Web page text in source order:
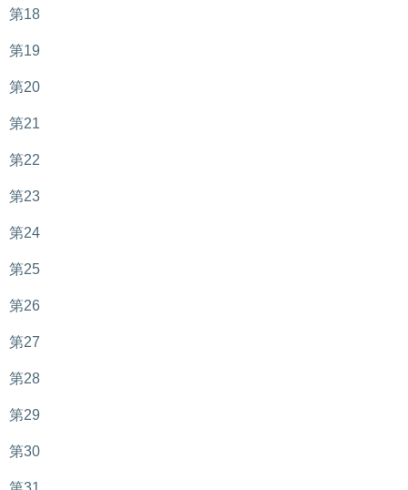
第18
第19
第20
第21
第22
第23
第24
第25
第26
第27
第28
第29
第30